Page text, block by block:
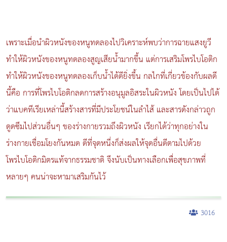
เพราะเมื่อนำผิวหนังของหนูทดลองไปวิเคราะห์พบว่าการฉายแสงยูวี
ทำให้ผิวหนังของหนูทดลองสูญเสียน้ำมากขึ้น แต่การเสริมโพรไบโอติก
ทำให้ผิวหนังของหนูทดลองเก็บน้ำได้ดียิ่งขึ้น กลไกที่เกี่ยวข้องกับผลดี
นี้คือ การที่โพรไบโอติกลดการสร้างอนุมูลอิสระในผิวหนัง โดยเป็นไปได้
ว่าแบคทีเรียเหล่านี้สร้างสารที่มีประโยชน์ในลำไส้ และสารดังกล่าวถูก
ดูดซึมไปส่วนอื่นๆ ของร่างกายรวมถึงผิวหนัง เรียกได้ว่าทุกอย่างใน
ร่างกายเชื่อมโยงกันหมด ดีที่จุดหนึ่งก็ส่งผลให้จุดอื่นดีตามไปด้วย
โพรไบโอติกมิตรแท้จากธรรมชาติ จึงนับเป็นทางเลือกเพื่อสุขภาพที่
หลายๆ คนน่าจะหามาเสริมกันไว้
3016